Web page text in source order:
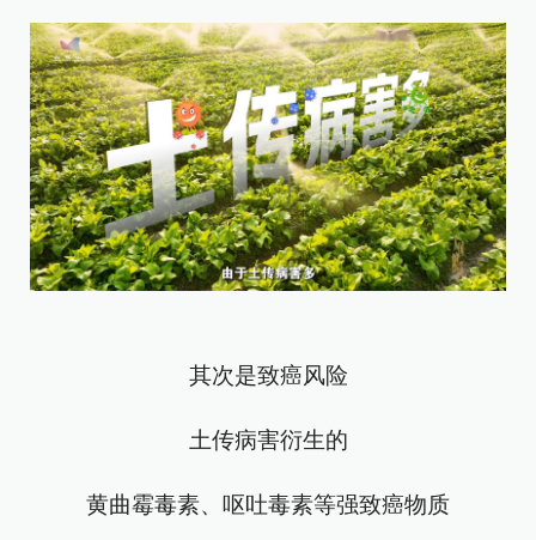
其次是致癌风险
土传病害衍生的
黄曲霉毒素、呕吐毒素等强致癌物质